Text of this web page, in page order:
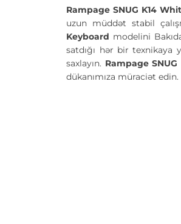
Rampage SNUG K14
uzun müddət stabil
Keyboard modelini
satdığı hər bir texnikaya
saxlayın. Rampage
dükanımıza müraciət edin.